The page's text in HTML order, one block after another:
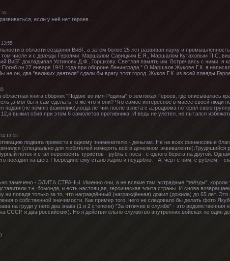
если у неё нет героев...
13:55
в области создания ВиВТ, а затем более 25 лет развивая науку и
том числе и с дважды Героями: Маршалом Савицким Е.Я., Маршалом Кутаховым
ВиВТ докладывал Устинову Д.Ф., Горшкову. Светлая память им. Встречаясь с ними, я
он 27 января 1941 года при обороне Ленинграда," О Маршале Жукове Г.К. я
не он, два "великих деятеля" сдали бы врагу этот город. Жуков Г.К. из всей плеяды
областная книга сборник "Подвиг во имя Родины" о земляках Героев, где описывалась
,а мог бы я сам сделать то же что и они? Что самое интересное в массе своей люди
подвиг(не помню фамилию),когда летчик после взлета с аэродрома потерял свою
выжил сбив при этом 6 самолетов противника. И ведь не улетел, не пытался
13:55
подвига привести к одному знаменателю - деньгам. Не на всех финансовые
(специально для любителей измерять всё в денежном эквиваленте):Трудящийся
поток и стал переносить туристов - рубль с носа - с одного берега на другой.
посадил на шею. Посредине ему стало жарко и неудобно. - А, черт с ним, с рублем, -
замечено - ЭЛИТА СТРАНЫ. Именно они, а не всякие там эстрадные "звёзды",
т.н. бомонда, и есть настоящая, героическая элита страны. И снова
ни попадя только за то, что награждённый (награждённая) дожил (дожила) до 65 лет.
о собственной значимости. Как пример того, чего не следовало бы делать фото
на груди у него два знака (1 и 2 степени) "За отличие в службе" - это
СССР, и два российских). Но я действительно служил во внутренних войсках не один